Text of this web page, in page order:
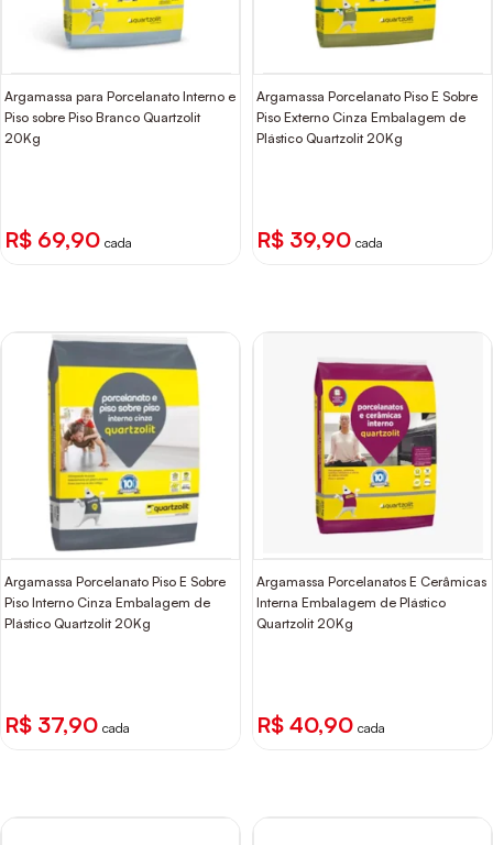
Argamassa para Porcelanato Interno e
Piso sobre Piso Branco Quartzolit
20Kg
R$ 69,90 cada
Argamassa Porcelanato Piso E Sobre
Piso Externo Cinza Embalagem de
Plástico Quartzolit 20Kg
R$ 39,90 cada
Argamassa Porcelanato Piso E Sobre
Piso Interno Cinza Embalagem de
Plástico Quartzolit 20Kg
R$ 37,90 cada
Argamassa Porcelanatos E Cerâmicas
Interna Embalagem de Plástico
Quartzolit 20Kg
R$ 40,90 cada